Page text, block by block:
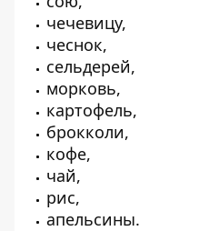
чечевицу,
чеснок,
сельдерей,
морковь,
картофель,
брокколи,
кофе,
чай,
рис,
апельсины.